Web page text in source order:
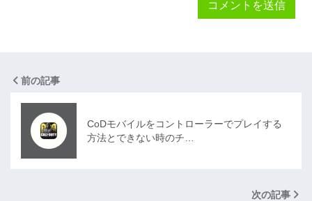
前の記事
CoDモバイルをコントローラーでプレイする
方法とできない時のチ…
次の記事